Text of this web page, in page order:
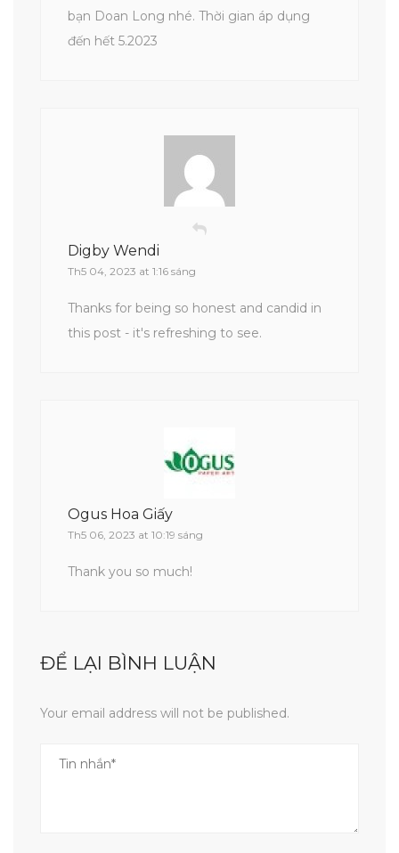
bạn Doan Long nhé. Thời gian áp dụng
đến hết 5.2023
Digby Wendi
Th5 04, 2023 at 1:16 sáng
Thanks for being so honest and candid in
this post - it's refreshing to see.
Ogus Hoa Giấy
Th5 06, 2023 at 10:19 sáng
Thank you so much!
ĐỂ LẠI BÌNH LUẬN
Your email address will not be published.